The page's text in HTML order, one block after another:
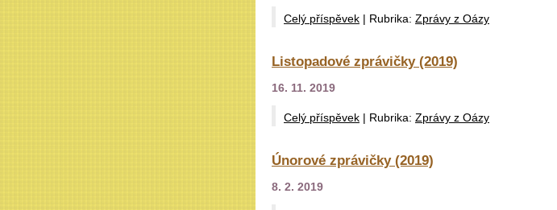
Celý příspěvek | Rubrika: Zprávy z Oázy
Listopadové zprávičky (2019)
16. 11. 2019
Celý příspěvek | Rubrika: Zprávy z Oázy
Únorové zprávičky (2019)
8. 2. 2019